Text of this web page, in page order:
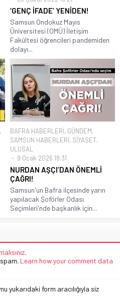
‘GENÇ İFADE’ YENİDEN!
Samsun Ondokuz Mayıs
Üniversitesi (OMÜ) İletişim
Fakültesi öğrencileri pandemiden
dolayı...
,
BAFRA HABERLERİ, GÜNDEM,
SAMSUN HABERLERİ, SİYASET,
ULUSAL
9 Ocak 2026 18:31
NURDAN AŞÇI’DAN ÖNEMLİ
ÇAĞRI!
Samsun'un Bafra ilçesinde yarın
yapılacak Şoförler Odası
Seçimleri'nde başkanlık için...
.
Learn how your comment data
yukarıdaki form aracılığıyla siz